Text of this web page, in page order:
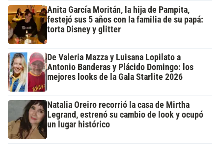
Anita García Moritán, la hija de Pampita,
festejó sus 5 años con la familia de su papá:
torta Disney y glitter
De Valeria Mazza y Luisana Lopilato a
Antonio Banderas y Plácido Domingo: los
mejores looks de la Gala Starlite 2026
Natalia Oreiro recorrió la casa de Mirtha
Legrand, estrenó su cambio de look y ocupó
un lugar histórico